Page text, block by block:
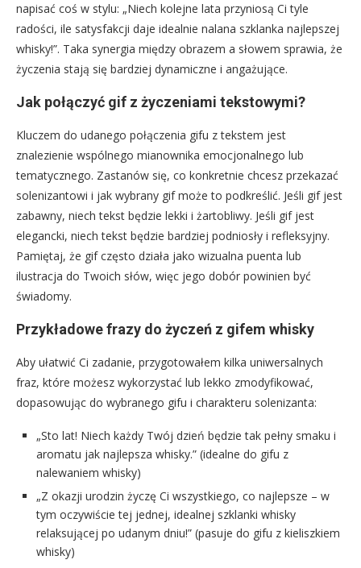
napisać coś w stylu: „Niech kolejne lata przyniosą Ci tyle
radości, ile satysfakcji daje idealnie nalana szklanka najlepszej
whisky!”. Taka synergia między obrazem a słowem sprawia, że
życzenia stają się bardziej dynamiczne i angażujące.
Jak połączyć gif z życzeniami tekstowymi?
Kluczem do udanego połączenia gifu z tekstem jest
znalezienie wspólnego mianownika emocjonalnego lub
tematycznego. Zastanów się, co konkretnie chcesz przekazać
solenizantowi i jak wybrany gif może to podkreślić. Jeśli gif jest
zabawny, niech tekst będzie lekki i żartobliwy. Jeśli gif jest
elegancki, niech tekst będzie bardziej podniosły i refleksyjny.
Pamiętaj, że gif często działa jako wizualna puenta lub
ilustracja do Twoich słów, więc jego dobór powinien być
świadomy.
Przykładowe frazy do życzeń z gifem whisky
Aby ułatwić Ci zadanie, przygotowałem kilka uniwersalnych
fraz, które możesz wykorzystać lub lekko zmodyfikować,
dopasowując do wybranego gifu i charakteru solenizanta:
„Sto lat! Niech każdy Twój dzień będzie tak pełny smaku i
aromatu jak najlepsza whisky.” (idealne do gifu z
nalewaniem whisky)
„Z okazji urodzin życzę Ci wszystkiego, co najlepsze – w
tym oczywiście tej jednej, idealnej szklanki whisky
relaksującej po udanym dniu!” (pasuje do gifu z kieliszkiem
whisky)